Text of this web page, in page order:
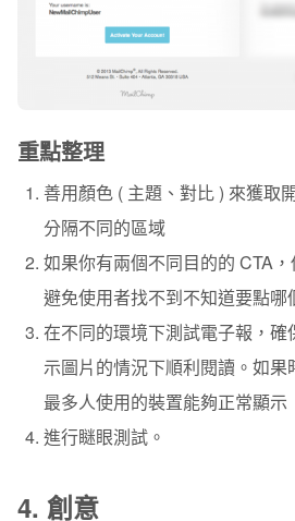
重點整理
善用顏色 ( 主題、對比 ) 來獲取
分隔不同的區域
如果你有兩個不同目的的 CTA
避免使用者找不到不知道要點哪
在不同的環境下測試電子報，
示圖片的情況下順利閱讀。如
最多人使用的裝置能夠正常顯示
進行瞇眼測試。
4. 創意